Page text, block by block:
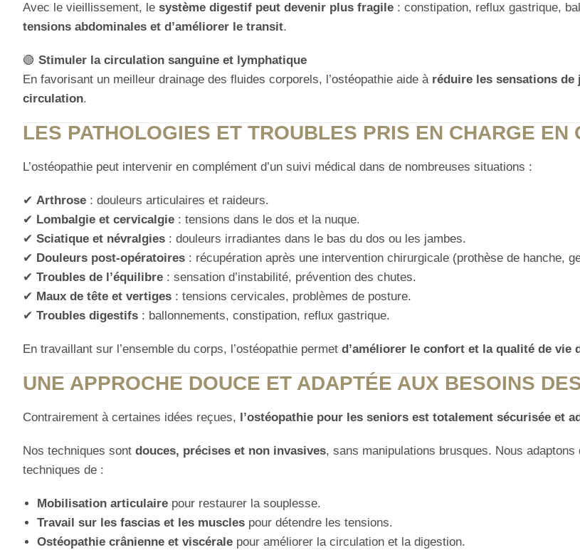
Avec le vieillissement, le système digestif peut devenir plus fragile : constipation, reflux gastrique,
tensions abdominales et d’améliorer le transit.
🟢 Stimuler la circulation sanguine et lymphatique
En favorisant un meilleur drainage des fluides corporels, l’ostéopathie aide à réduire les sensations de
circulation.
LES PATHOLOGIES ET TROUBLES PRIS EN CHARGE EN
L’ostéopathie peut intervenir en complément d’un suivi médical dans de nombreuses situations :
✔ Arthrose : douleurs articulaires et raideurs.
✔ Lombalgie et cervicalgie : tensions dans le dos et la nuque.
✔ Sciatique et névralgies : douleurs irradiantes dans le bas du dos ou les jambes.
✔ Douleurs post-opératoires : récupération après une intervention chirurgicale (prothèse de hanche,
✔ Troubles de l’équilibre : sensation d’instabilité, prévention des chutes.
✔ Maux de tête et vertiges : tensions cervicales, problèmes de posture.
✔ Troubles digestifs : ballonnements, constipation, reflux gastrique.
En travaillant sur l’ensemble du corps, l’ostéopathie permet d’améliorer le confort et la qualité de vie
UNE APPROCHE DOUCE ET ADAPTÉE AUX BESOINS
Contrairement à certaines idées reçues, l’ostéopathie pour les seniors est totalement sécurisée et
Nos techniques sont douces, précises et non invasives, sans manipulations brusques. Nous
techniques de :
Mobilisation articulaire pour restaurer la souplesse.
Travail sur les fascias et les muscles pour détendre les tensions.
Ostéopathie crânienne et viscérale pour améliorer la circulation et la digestion.